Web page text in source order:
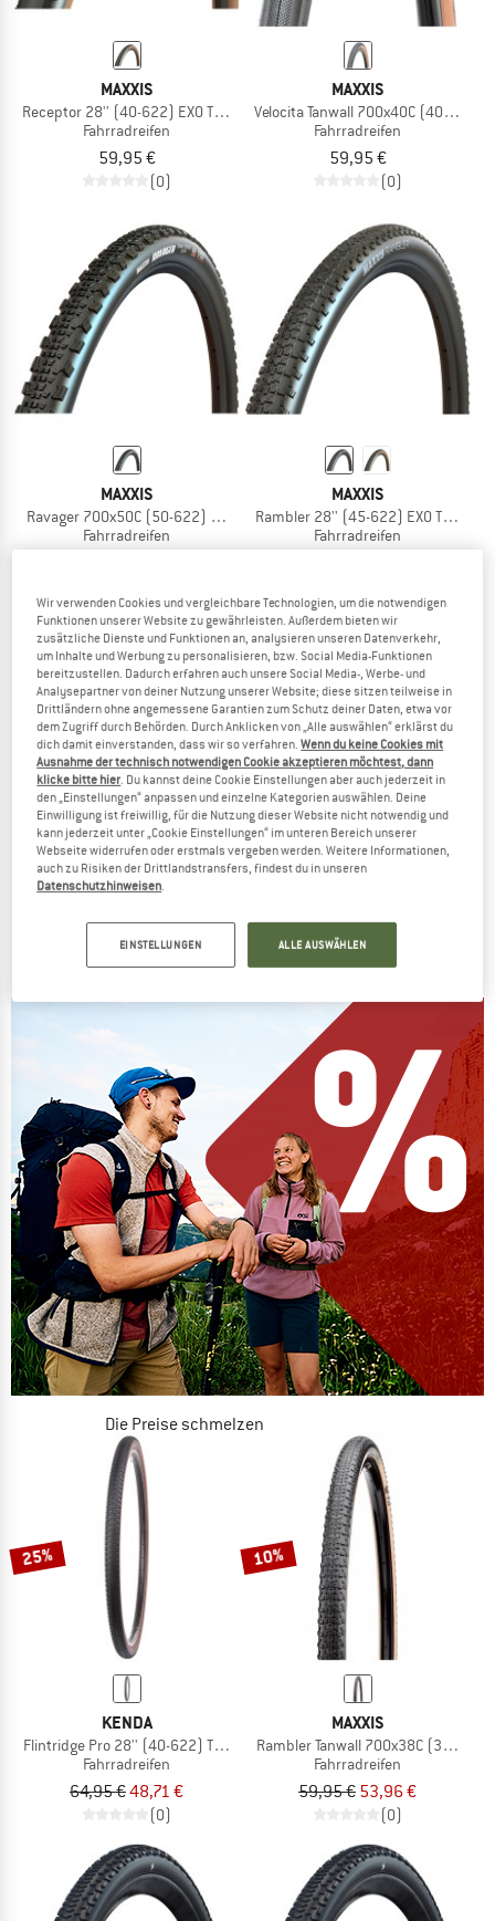
MAXXIS
Receptor 28'' (40-622) EXO TR HYPR-X
Fahrradreifen
59,95 €
(0)
MAXXIS
Velocita Tanwall 700x40C (40-622)
Fahrradreifen
59,95 €
(0)
MAXXIS
Ravager 700x50C (50-622) EXO TR
Fahrradreifen
MAXXIS
Rambler 28'' (45-622) EXO TR
Fahrradreifen
MAXXIS
Rambler Tanwall 650x47B (47-584) Dual EXO TR
Fahrradreifen
59,95 €
25%
Flintridge Pro 28'' (40-622) TLR
Fahrradreifen
67,95 €50,96 €
Die Preise schmelzen
JETZT BIS ZU 50% RABATT
ZUM SOMMER SALE
25%
KENDA
Flintridge Pro 28'' (40-622) TLR GCT Faltbar
Fahrradreifen
64,95 €48,71 €
(0)
10%
MAXXIS
Rambler Tanwall 700x38C (38-622)
Fahrradreifen
59,95 € 53,96 €
(0)
Wir verwenden Cookies und vergleichbare Technologien, um die notwendigen
Funktionen unserer Website zu gewährleisten. Außerdem bieten wir
zusätzliche Dienste und Funktionen an, analysieren unseren Datenverkehr,
um Inhalte und Werbung zu personalisieren, bzw. Social Media-Funktionen
bereitzustellen. Dadurch erfahren auch unsere Social Media-, Werbe- und
Analysepartner von deiner Nutzung unserer Website; diese sitzen teilweise in
Drittländern ohne angemessene Garantien zum Schutz deiner Daten, etwa vor
dem Zugriff durch Behörden. Durch Anklicken von „Alle auswählen“ erklärst du
dich damit einverstanden, dass wir so verfahren.Wenn du keine Cookies mit
Ausnahme der technisch notwendigen Cookie akzeptieren möchtest, dann
klicke bitte hier . Du kannst deine Cookie Einstellungen aber auch jederzeit in
den „Einstellungen“ anpassen und einzelne Kategorien auswählen. Deine
Einwilligung ist freiwillig, für die Nutzung dieser Website nicht notwendig und
kann jederzeit unter „Cookie Einstellungen“ im unteren Bereich unserer
Webseite widerrufen oder erstmals vergeben werden. Weitere Informationen,
auch zu Risiken der Drittlandstransfers, findest du in unseren
Datenschutzhinweisen
EINSTELLUNGEN ALLE AUSWÄHLEN